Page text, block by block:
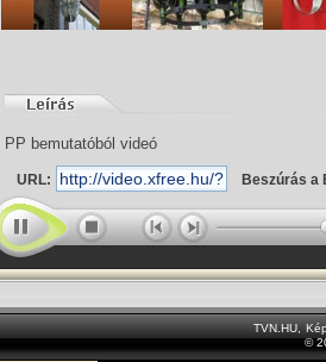
PP bemutatóból videó
URL: Beszúrás a
TVN.HU
©